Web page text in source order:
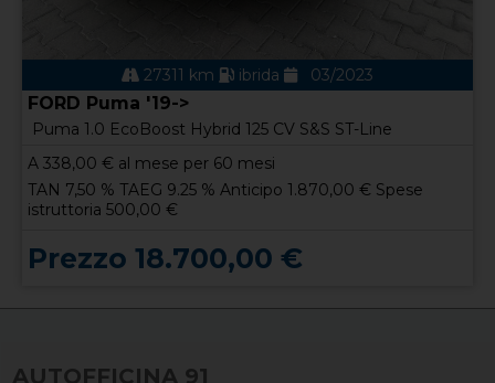
27311 km ibrida 03/2023
FORD Puma '19->
Puma 1.0 EcoBoost Hybrid 125 CV S&S ST-Line
A 338,00 € al mese per 60 mesi
TAN 7,50 % TAEG 9.25 % Anticipo 1.870,00 € Spese
istruttoria 500,00 €
Prezzo 18.700,00 €
AUTOFFICINA 91